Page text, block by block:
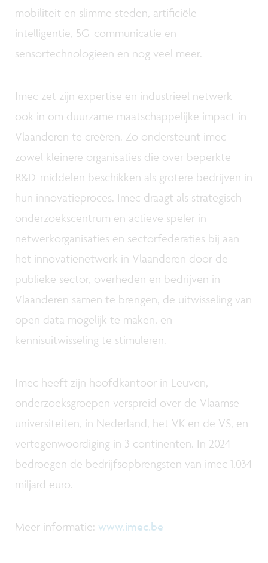
mobiliteit en slimme steden, artificiële
intelligentie, 5G-communicatie en
sensortechnologieën en nog veel meer.
Imec zet zijn expertise en industrieel netwerk
ook in om duurzame maatschappelijke impact in
Vlaanderen te creëren. Zo ondersteunt imec
zowel kleinere organisaties die over beperkte
R&D-middelen beschikken als grotere bedrijven in
hun innovatieproces. Imec draagt als strategisch
onderzoekscentrum en actieve speler in
netwerkorganisaties en sectorfederaties bij aan
het innovatienetwerk in Vlaanderen door de
publieke sector, overheden en bedrijven in
Vlaanderen samen te brengen, de uitwisseling van
open data mogelijk te maken, en
kennisuitwisseling te stimuleren.
Imec heeft zijn hoofdkantoor in Leuven,
onderzoeksgroepen verspreid over de Vlaamse
universiteiten, in Nederland, het VK en de VS, en
vertegenwoordiging in 3 continenten. In 2024
bedroegen de bedrijfsopbrengsten van imec 1,034
miljard euro.
Meer informatie: www.imec.be